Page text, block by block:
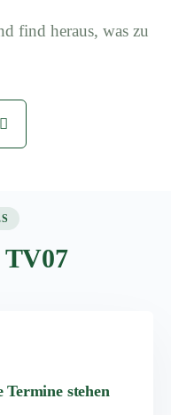
find heraus, was zu
TV07
stehen